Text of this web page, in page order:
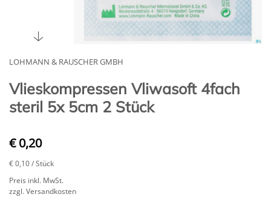
LOHMANN & RAUSCHER GMBH
Vlieskompressen Vliwasoft 4fach
steril 5x 5cm 2 Stück
€ 0,20
€ 0,10/ Stück
Preis inkl. MwSt.
zzgl. Versandkosten